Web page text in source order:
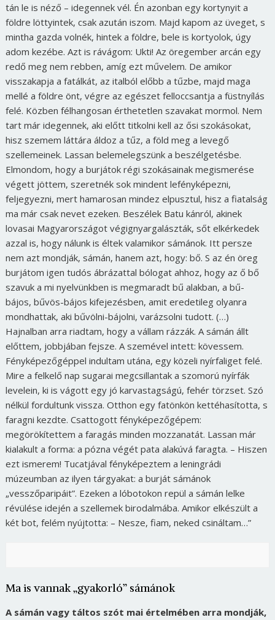
tán le is néző – idegennek vél. Én azonban egy kortynyit a
földre löttyintek, csak azután iszom. Majd kapom az üveget, s
mintha gazda volnék, hintek a földre, bele is kortyolok, úgy
adom kezébe. Azt is rávágom: Ukti! Az öregember arcán egy
redő meg nem rebben, amíg ezt művelem. De amikor
visszakapja a fatálkát, az italból előbb a tűzbe, majd maga
mellé a földre önt, végre az egészet felloccsantja a füstnyílás
felé. Közben félhangosan érthetetlen szavakat mormol. Nem
tart már idegennek, aki előtt titkolni kell az ősi szokásokat,
hisz szemem láttára áldoz a tűz, a föld meg a levegő
szellemeinek. Lassan belemelegszünk a beszélgetésbe.
Elmondom, hogy a burjátok régi szokásainak megismerése
végett jöttem, szeretnék sok mindent lefényképezni,
feljegyezni, mert hamarosan mindez elpusztul, hisz a fiatalság
ma már csak nevet ezeken. Beszélek Batu kánról, akinek
lovasai Magyarországot végignyargalászták, sőt elkérkedek
azzal is, hogy nálunk is éltek valamikor sámánok. Itt persze
nem azt mondják, sámán, hanem azt, hogy: bő. S az én öreg
burjátom igen tudós ábrázattal bólogat ahhoz, hogy az ő bő
szavuk a mi nyelvünkben is megmaradt bű alakban, a bű-
bájos, bűvös-bájos kifejezésben, amit eredetileg olyanra
mondhattak, aki bűvölni-bájolni, varázsolni tudott. (…)
Hajnalban arra riadtam, hogy a vállam rázzák. A sámán állt
előttem, jobbjában fejsze. A szemével intett: kövessem.
Fényképezőgéppel indultam utána, egy közeli nyírfaliget felé.
Mire a felkelő nap sugarai megcsillantak a szomorú nyírfák
levelein, ki is vágott egy jó karvastagságú, fehér törzset. Szó
nélkül fordultunk vissza. Otthon egy fatönkön kettéhasította, s
faragni kezdte. Csattogott fényképezőgépem:
megörökítettem a faragás minden mozzanatát. Lassan már
kialakult a forma: a pózna végét pata alakúvá faragta. – Hiszen
ezt ismerem! Tucatjával fényképeztem a leningrádi
múzeumban az ilyen tárgyakat: a burját sámánok
„vesszőparipáit”. Ezeken a lóbotokon repül a sámán lelke
révülése idején a szellemek birodalmába. Amikor elkészült a
két bot, felém nyújtotta: – Nesze, fiam, neked csináltam…”
Ma is vannak „gyakorló” sámánok
A sámán vagy táltos szót mai értelmében arra mondják,